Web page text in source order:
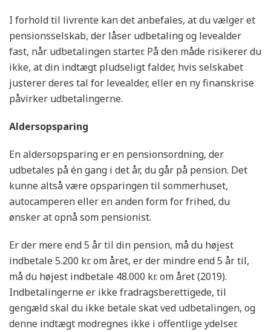
I forhold til livrente kan det anbefales, at du vælger et
pensionsselskab, der låser udbetaling og levealder
fast, når udbetalingen starter. På den måde risikerer du
ikke, at din indtægt pludseligt falder, hvis selskabet
justerer deres tal for levealder, eller en ny finanskrise
påvirker udbetalingerne.
Aldersopsparing
En aldersopsparing er en pensionsordning, der
udbetales på én gang i det år, du går på pension. Det
kunne altså være opsparingen til sommerhuset,
autocamperen eller en anden form for frihed, du
ønsker at opnå som pensionist.
Er der mere end 5 år til din pension, må du højest
indbetale 5.200 kr. om året, er der mindre end 5 år til,
må du højest indbetale 48.000 kr. om året (2019).
Indbetalingerne er ikke fradragsberettigede, til
gengæld skal du ikke betale skat ved udbetalingen, og
denne indtægt modregnes ikke i offentlige ydelser.